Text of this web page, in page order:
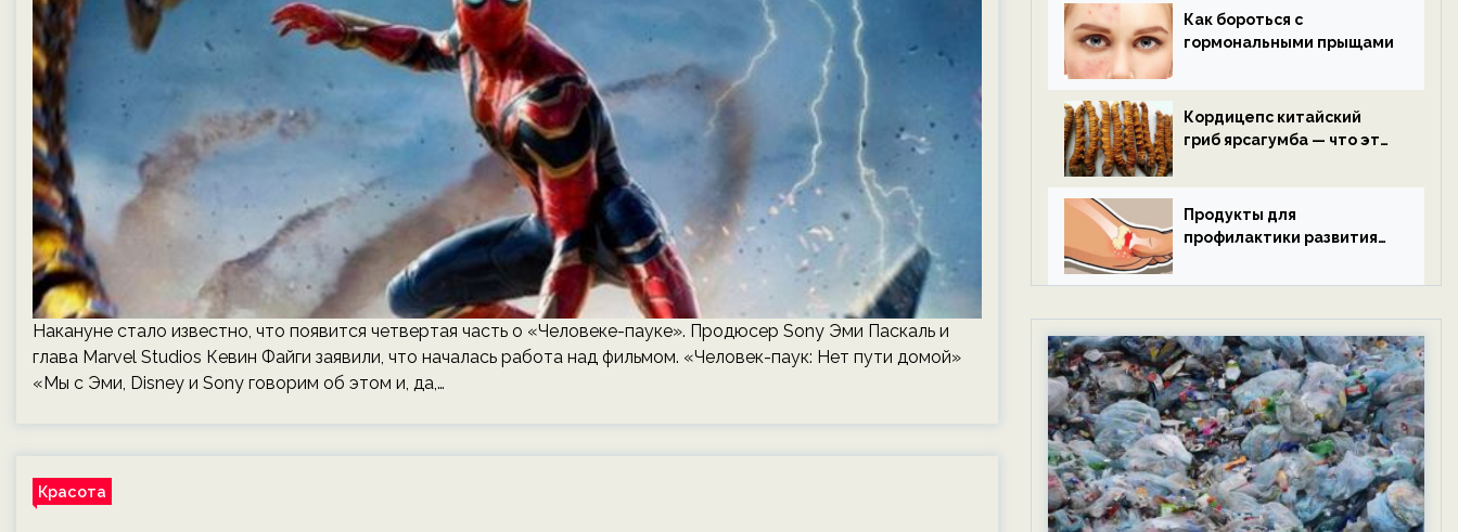
Накануне стало известно, что появится четвертая часть о «Человеке-пауке». Продюсер Sony Эми Паскаль и
глава Marvel Studios Кевин Файги заявили, что началась работа над фильмом. «Человек-паук: Нет пути домой»
«Мы с Эми, Disney и Sony говорим об этом и, да,…
Красота
Как бороться с
гормональными прыщами
Кордицепс китайский
гриб ярсагумба — что это
Продукты для
профилактики развития